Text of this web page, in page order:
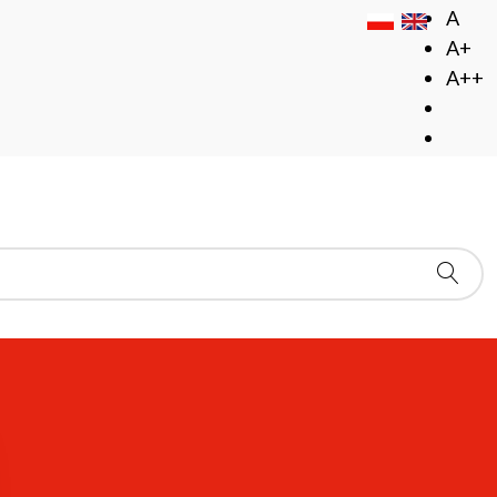
A
A+
A++
zgodnie z przepisami ustawy z dnia 4 kwietnia 2019